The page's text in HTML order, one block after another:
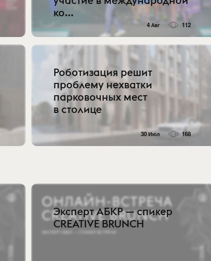
ко...
4 Авг 112
Роботизация решит
проблему нехватки
парковочных мест
в столице
30 Июл 168
Эксперт АБКР — спикер
CREATIVE BRUNCH